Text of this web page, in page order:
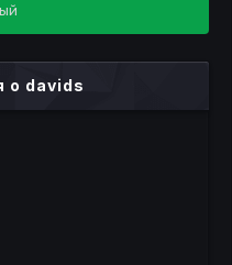
о davids